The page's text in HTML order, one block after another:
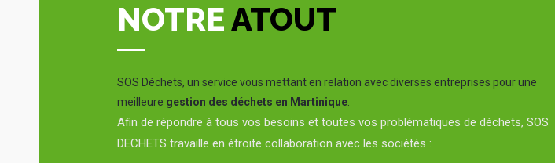
NOTREATOUT
SOS Déchets, un service vous mettant en relation avec diverses entreprises pour une
meilleure gestion des déchets en Martinique
Afin de répondre à tous vos besoins et toutes vos problématiques de déchets, SOS
DECHETS travaille en étroite collaboration avec les sociétés :